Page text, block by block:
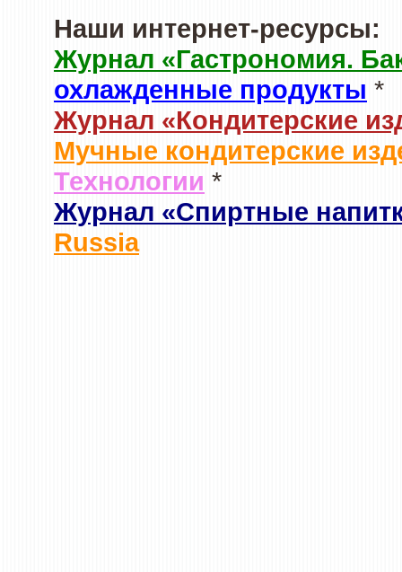
Наши интернет-ресурсы:
Журнал «Гастрономия.
охлажденные продукты *
Журнал «Кондитерские
Мучные кондитерские
Технологии *
Журнал «Спиртные
Russia